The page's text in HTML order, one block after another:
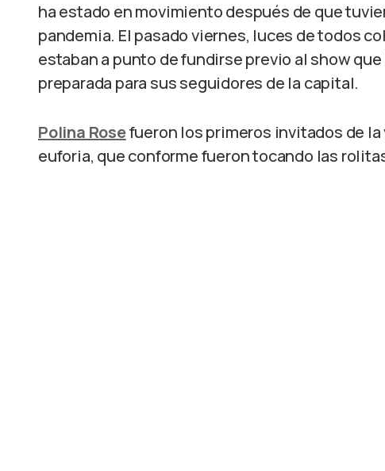
ha estado en movimiento después de que
pandemia. El pasado viernes, luces de todos
estaban a punto de fundirse previo al show
preparada para sus seguidores de la capital.
Polina Rosefueron los primeros invitados de la
euforia, que conforme fueron tocando las